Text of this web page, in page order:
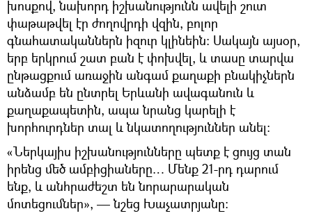
խոսքով, նախորդ իշխանությունն ավելի շուտ
փաթաթվել էր ժողովրդի վզին, բոլոր
գնահատականներն իզուր կլինեին։ Սակայն այսօր,
երբ երկրում շատ բան է փոխվել, և տասը տարվա
ընթացքում առաջին անգամ քաղաքի բնակիչներն
անձամբ են ընտրել Երևանի ավագանուն և
քաղաքապետին, ապա նրանց կարելի է
խորհուրդներ տալ և նկատողություններ անել։
«Ներկայիս իշխանությունները պետք է ցույց տան
իրենց մեծ ամբիցիաները… Մենք 21-րդ դարում
ենք, և անհրաժեշտ են նորարարական
մոտեցումներ», — նշեց Խաչատրյանը։